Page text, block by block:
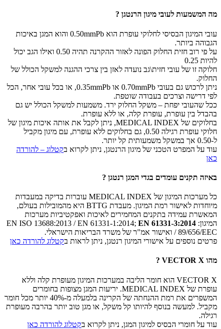
מה המשמעות לעובי מיגון הרנטגן ?
עובי המיגון הבסיסי לחלוקי עופרת הוא 0.50mmPb והוא המגן באיכות
הגבוהה ביותר.
על פי רוב חזית החלוק הפונה לאזור ההקרנה תהיה 0.50 ואילו הגב יכול
להיות 0.25
חלוקה זו של עובי חזית\גב נועדה לאזן בין צרכי ההגנה למשקל הכולל של
החלוק.
ניתן לרכוש גם בעובי 0.70mmPb או 0.35mmPb, או בכל עובי אחר, הכל
לפי דרישה וצרכים בעבודה שוטפת.
ככל שהעובי יפחת – משקל החלוק ירד. משמעות למשקל הכולל יש גם
בהבדל בין עופרת, עופרת קלה, או ללא עופרת.
בחלוקים של MEDICAL INDEX, ניתן לקבל את אותה איכות מיגון של
חלוקי עופרת רגילה 0.50, גם בחלוקים ללא עופרת, עם מיגון מקביל
ל-0.50 אך במשקל משמעותית קל יותר.
עוד על המפרט הטכני של מיגון הרנטגן, ניתן לקרוא בקטלוג – להורדה
כאן
באיזה תקנים עומדים בגדי המגן רנטגן ?
כל מערכות המיגון של MEDICAL INDEX עוברות בדיקה במעבדות
מיוחדות לאישור רמת המיגון. מעבדת BTTG היא מהמובילות בעולם,
המאשרת עמידה בתקנים המחמירים לאיכות ואפקטיביות מערכות
המיגון: EN ISO 13688:2013 / EN 61331-1:2014; EN 61331-3:2014
/ 89/656/EEC ואישור אמ"ר של משרד הבריאות הישראלי.
פרטים נוספים על אישורי המיגון רנטגן, ניתן לראות בקטלוג להורדה כאן
מהו VECTOR X ?
VECTOR X הוא חומר הליבה במערכות המיגון מעופרת קלה וללא
עופרת של MEDICAL INDEX. יריעות המגן מצופות בחומרים
המשפרים את רמת ההנחתה של הקרינה בלמעלה מ-40% יותר מכל חומר
מקביל. למעשה בנוסף להיותו קל משקל, או מגן טוב יותר בהרבה מעופרת
רגילה.
עוד על חומרי הבסיס למיגון המגן, ניתן לקרוא בקטלוג להורדה כאן